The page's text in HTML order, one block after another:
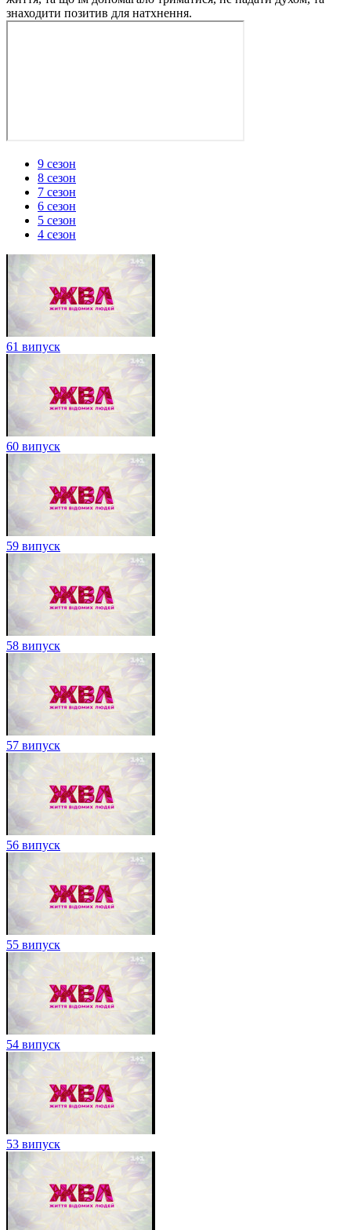
знаходити позитив для натхнення.
9 сезон
8 сезон
7 сезон
6 сезон
5 сезон
4 сезон
61 випуск
60 випуск
59 випуск
58 випуск
57 випуск
56 випуск
55 випуск
54 випуск
53 випуск